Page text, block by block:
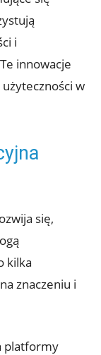
i
innowacje⁤
w
się,
kilka
znaczeniu i
platformy